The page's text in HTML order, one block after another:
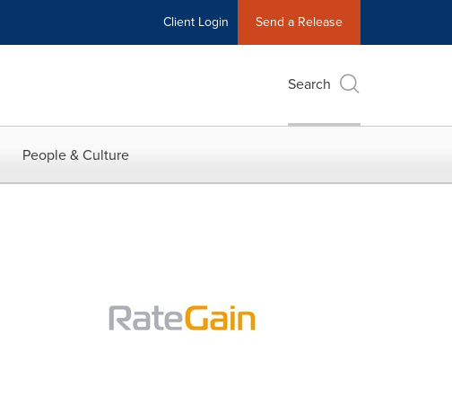
Client Login Send a Release
Search
People & Culture